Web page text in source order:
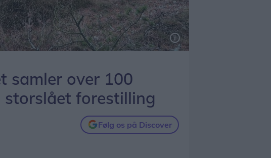
samler over 100
storslået forestilling
Følg os på Discover